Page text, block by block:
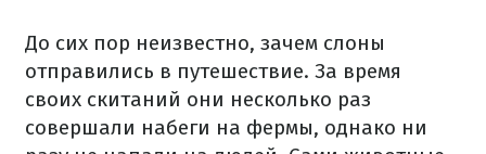
До сих пор неизвестно, зачем слоны
отправились в путешествие. За время
своих скитаний они несколько раз
совершали набеги на фермы, однако ни